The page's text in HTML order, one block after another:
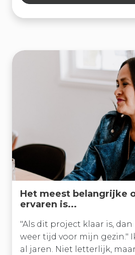
Het meest belangrijke
ervaren is...
"Als dit project klaar is,
weer tijd voor mijn gezin."
al jaren. Niet letterlijk,